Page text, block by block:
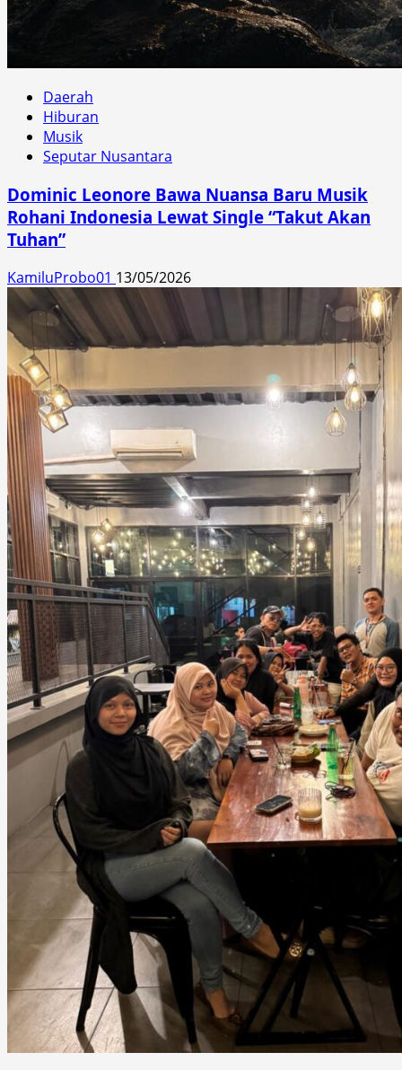
Daerah
Hiburan
Musik
Seputar Nusantara
Dominic Leonore Bawa Nuansa Baru Musik
Rohani Indonesia Lewat Single “Takut Akan
Tuhan”
KamiluProbo01 13/05/2026